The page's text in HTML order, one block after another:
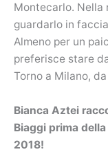
Montecarlo. Nella
guardarlo in
Almeno per un
preferisce stare
Torno a Milano,
Bianca Aztei
Biaggi prima
2018!